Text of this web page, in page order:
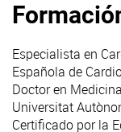
Especialista en
Española de
Doctor en
Universitat
Certificado por la